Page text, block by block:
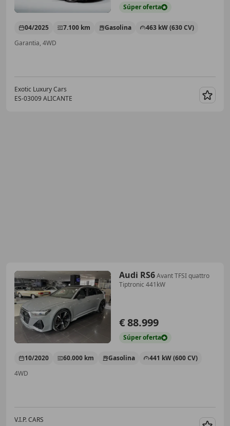
Súperoferta
04/2025 7.100 km Gasolina
463 kW (630 CV)
Garantia, 4WD
Exotic Luxury Cars
ES-03009 ALICANTE
Audi RS6Avant TFSI quattro
Tiptronic 441kW
€ 88.999
Súperoferta
10/2020 60.000 km Gasolina
441 kW (600 CV)
4WD
V.I.P. CARS